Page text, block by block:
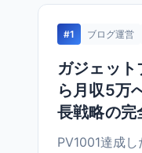
#1 ブログ運営
ガジェッ
ら月収5万
長戦略の完
PV1001達成